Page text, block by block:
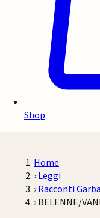
Shop
Home
›Leggi
›Racconti
›BELENNE/